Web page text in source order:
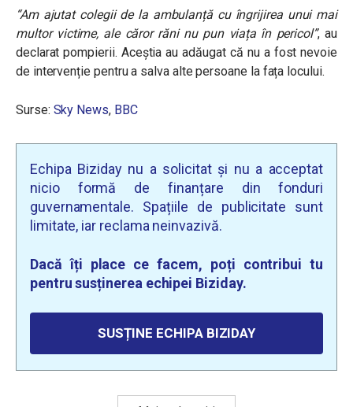
“Am ajutat colegii de la ambulanță cu îngrijirea unui mai
multor victime, ale căror răni nu pun viața în pericol”, au
declarat pompierii. Aceștia au adăugat că nu a fost nevoie
de intervenție pentru a salva alte persoane la fața locului.
Surse: Sky News, BBC
Echipa Biziday nu a solicitat și nu a acceptat
nicio formă de finanțare din fonduri
guvernamentale. Spațiile de publicitate sunt
limitate, iar reclama neinvazivă.
Dacă îți place ce facem, poți contribui tu
pentru susținerea echipei Biziday.
SUSȚINE ECHIPA BIZIDAY